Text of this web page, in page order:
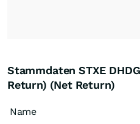
Stammdaten STXE
Return) (Net Return)
Name